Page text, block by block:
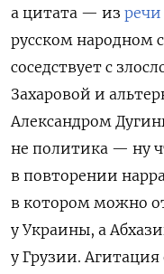
а цитата — из речи
русском народном
соседствует с
Захаровой и
Александром
не политика — ну
в повторении
в котором можно
у Украины, а
у Грузии.